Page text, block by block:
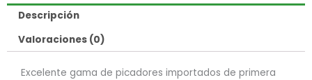
Descripción
Valoraciones (0)
Excelente gama de picadores importados de primera